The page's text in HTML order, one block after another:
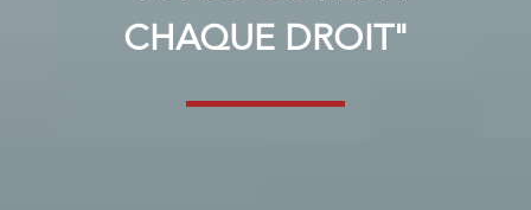
CHAQUE DROIT"